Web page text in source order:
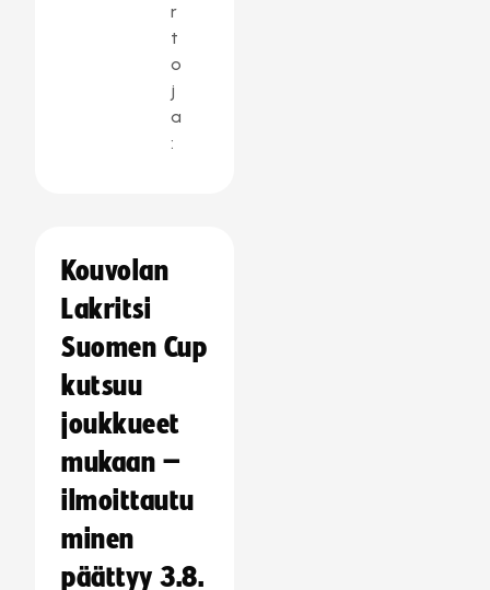
r
t
o
j
a
:
Kouvolan
Lakritsi
Suomen Cup
kutsuu
joukkueet
mukaan –
ilmoittautu
minen
päättyy 3.8.